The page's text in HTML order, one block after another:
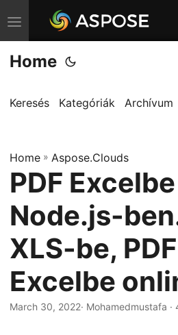
T
o
g
l
a
v
i
g
t
i
o
n
Home
Keresés Kategóriák Archívum
Home » Aspose.Clouds
PDF
Node.js-
XLS-be,
Excelbe
March 30, 2022· Mohamedmustafa ·